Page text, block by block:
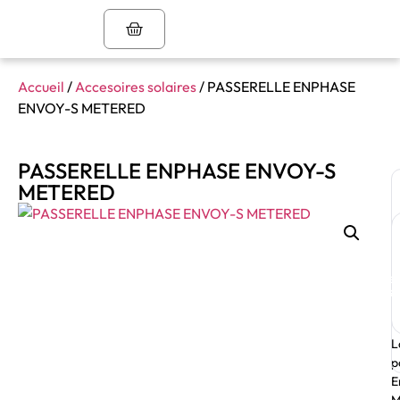
Accueil /Accesoires solaires/ PASSERELLE ENPHASE
ENVOY-S METERED
PASSERELLE ENPHASE ENVOY-S
METERED